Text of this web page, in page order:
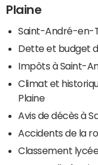
Plaine
Saint-André-en-
Dette et budget
Impôts à Saint-
Climat et
Plaine
Avis de décès à
Accidents de la
Classement